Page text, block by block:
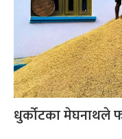
धुर्कोटका मेघनाथले